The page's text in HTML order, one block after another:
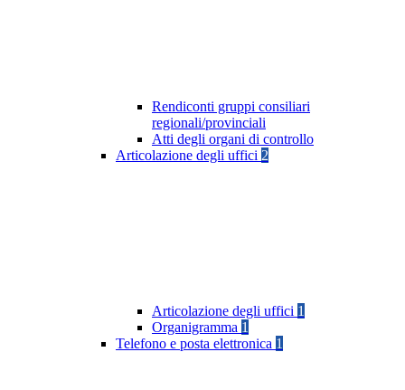
Rendiconti gruppi consiliari
regionali/provinciali
Atti degli organi di controllo
Articolazione degli uffici 2
Articolazione degli uffici 1
Organigramma 1
Telefono e posta elettronica 1